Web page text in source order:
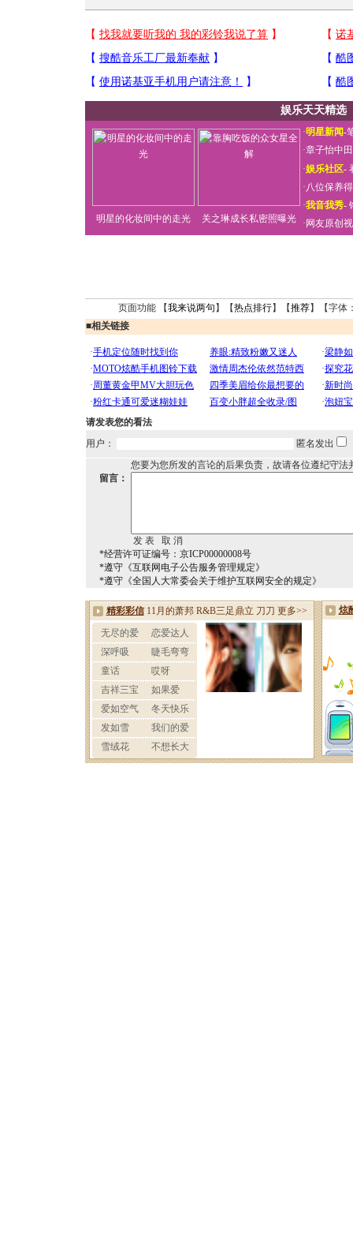
娱乐天天精选
明星的化妆间中的走光 关之琳成长私密照曝光
·明星新闻-
·章子怡中
·娱乐社区-
·八位保养
·我音我秀-
· 网友原创
页面功能 【我来说两句 】【热点排行】【推荐】【字体
■相关链接
请发表您的看法
用户：
匿名发出
您要为您所发的言论的后果负责，故请各位遵纪守法
留言：
*经营许可证编号：京ICP00000008号
*遵守《互联网电子公告服务管理规定》
*遵守《全国人大常委会关于维护互联网安全的规定》